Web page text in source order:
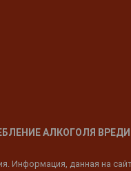
АЛКОГОЛЯ
данная на